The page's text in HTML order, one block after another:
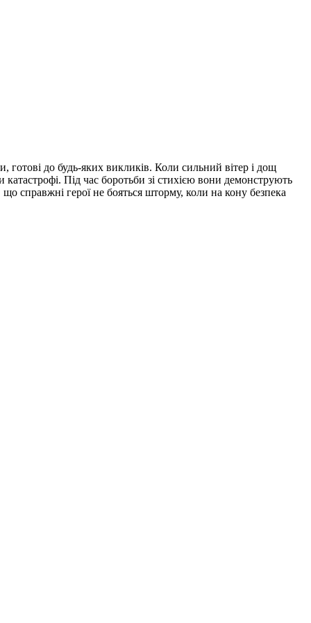
до будь-яких викликів. Коли сильний вітер і дощ
Під час боротьби зі стихією вони демонструють
справжні герої не бояться шторму, коли на кону безпека